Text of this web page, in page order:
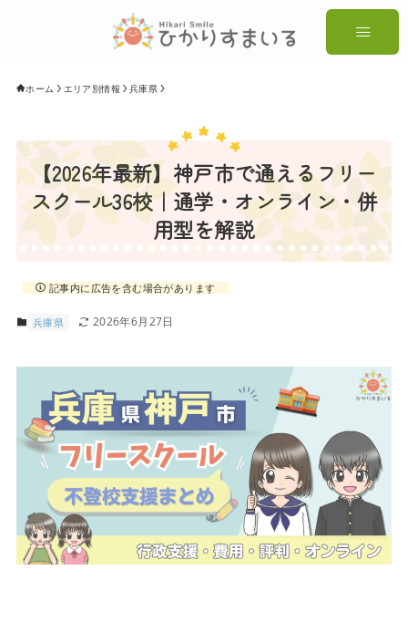
ホーム エリア別情報 兵庫県
【2026年最新】神戸市で通えるフリー
スクール36校｜通学・オンライン・併
用型を解説
記事内に広告を含む場合があります
兵庫県 2026年6月27日